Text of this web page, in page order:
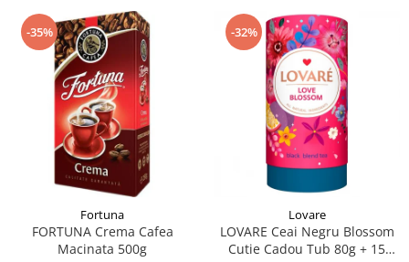
-35%
Fortuna
FORTUNA Crema Cafea
Macinata 500g
-32%
Lovare
LOVARE Ceai Negru Blossom
Cutie Cadou Tub 80g + 15